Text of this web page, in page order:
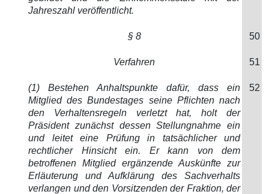
Jahreszahl veröffentlicht.
§ 8 50
Verfahren 51
(1) Bestehen Anhaltspunkte dafür, dass ein
Mitglied des Bundestages seine Pflichten nach
den Verhaltensregeln verletzt hat, holt der
Präsident zunächst dessen Stellungnahme ein
und leitet eine Prüfung in tatsächlicher und
rechtlicher Hinsicht ein. Er kann von dem
betroffenen Mitglied ergänzende Auskünfte zur
Erläuterung und Aufklärung des Sachverhalts
verlangen und den Vorsitzenden der Fraktion, der
52